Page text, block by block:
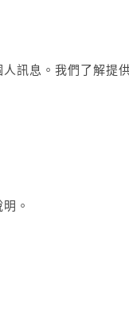
訊息。我們了解
。